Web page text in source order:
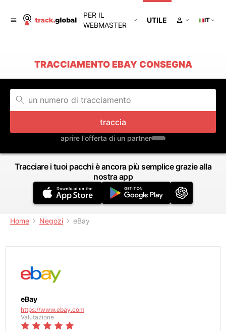
PER IL
WEBMASTER
UTILE IT
TRACCIAMENTO EBAY CONSEGNA
traccia
aprire l'offerta di un partner
Tracciare i tuoi pacchi è ancora più semplice grazie alla
nostra app
Home Negozi eBay
eBay
https://www.ebay.com
Valutazione